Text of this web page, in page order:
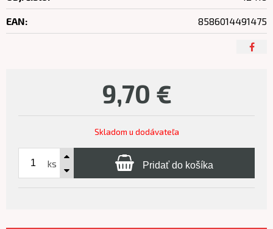
9,70 €
Skladom u dodávateľa
ks Pridať do košíka
EAN: 8586014491475